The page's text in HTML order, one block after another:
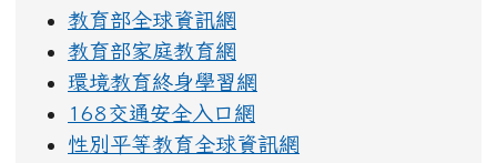
教育部全球資訊網
教育部家庭教育網
環境教育終身學習網
168交通安全入口網
性別平等教育全球資訊網